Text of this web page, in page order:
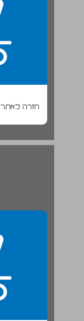
חזרה לאתר
ענישה קולקטיבית במשפט האנגלי ובתקופת המנדט הבריטי ... 24